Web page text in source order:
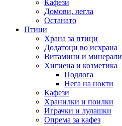
Кафези
Домови, легла
Останато
Птици
Храна за птици
Додатоци во исхрана
Витамини и минерали
Хигиена и козметика
Подлога
Нега на нокти
Кафези
Хранилки и поилки
Играчки и лулашки
Опрема за кафез